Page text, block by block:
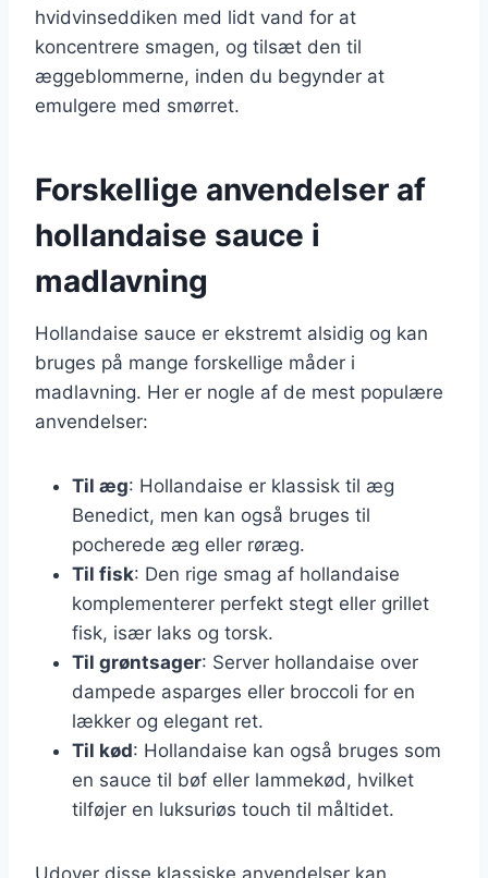
hvidvinseddiken med lidt vand for at
koncentrere smagen, og tilsæt den til
æggeblommerne, inden du begynder at
emulgere med smørret.
Forskellige anvendelser af
hollandaise sauce i
madlavning
Hollandaise sauce er ekstremt alsidig og kan
bruges på mange forskellige måder i
madlavning. Her er nogle af de mest populære
anvendelser:
Til æg: Hollandaise er klassisk til æg
Benedict, men kan også bruges til
pocherede æg eller røræg.
Til fisk: Den rige smag af hollandaise
komplementerer perfekt stegt eller grillet
fisk, især laks og torsk.
Til grøntsager: Server hollandaise over
dampede asparges eller broccoli for en
lækker og elegant ret.
Til kød: Hollandaise kan også bruges som
en sauce til bøf eller lammekød, hvilket
tilføjer en luksuriøs touch til måltidet.
Udover disse klassiske anvendelser kan